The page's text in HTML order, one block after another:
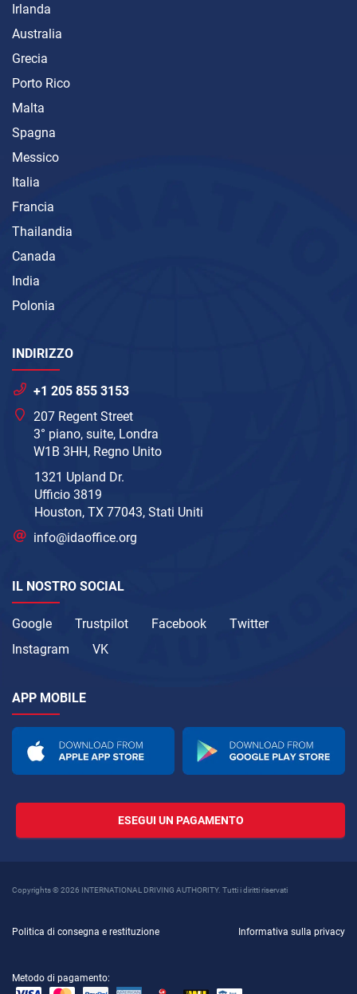
Irlanda
Australia
Grecia
Porto Rico
Malta
Spagna
Messico
Italia
Francia
Thailandia
Canada
India
Polonia
INDIRIZZO
+1 205 855 3153
207 Regent Street
3° piano, suite, Londra
W1B 3HH, Regno Unito
1321 Upland Dr.
Ufficio 3819
Houston, TX 77043, Stati Uniti
info@idaoffice.org
IL NOSTRO SOCIAL
Google Trustpilot Facebook
Twitter
Instagram
VK
APP MOBILE
ESEGUI UN PAGAMENTO
Copyrights © 2026 INTERNATIONAL DRIVING AUTHORITY. Tutti i diritti riservati
Politica di consegna e restituzione Informativa sulla privacy
Metodo di pagamento: